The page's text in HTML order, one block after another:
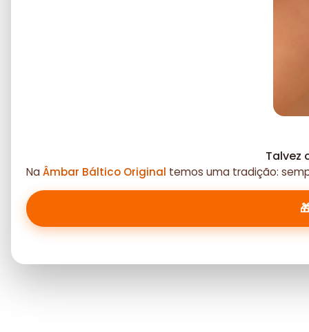
Talvez
NaÂmbar Báltico Original temos uma tradição: